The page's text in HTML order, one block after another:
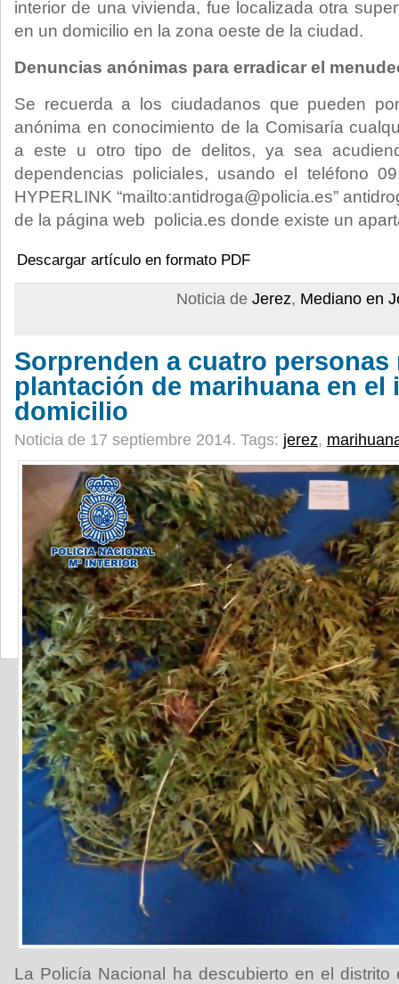
interior de una vivienda, fue localizada otra
en un domicilio en la zona oeste de la ciudad.
Denuncias anónimas para erradicar el
Se recuerda a los ciudadanos que pueden
anónima en conocimiento de la Comisaría
a este u otro tipo de delitos, ya sea
dependencias policiales, usando el teléfono
HYPERLINK “mailto:antidroga@policia.es”
de la página web policia.es donde existe un
Descargar artículo en formato PDF
Noticia de Jerez, Mediano en
Sorprenden a cuatro
plantación de marihuana en el
domicilio
Noticia de 17 septiembre 2014. Tags: jerez,
La Policía Nacional ha descubierto en el